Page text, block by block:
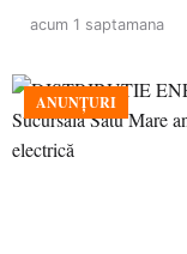
acum 1 saptamana
ANUNȚURI